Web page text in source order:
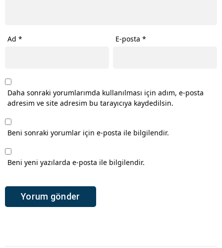
Ad * E-posta*
Daha sonraki yorumlarımda kullanılması için adım, e-posta
adresim ve site adresim bu tarayıcıya kaydedilsin.
Beni sonraki yorumlar için e-posta ile bilgilendir.
Beni yeni yazılarda e-posta ile bilgilendir.